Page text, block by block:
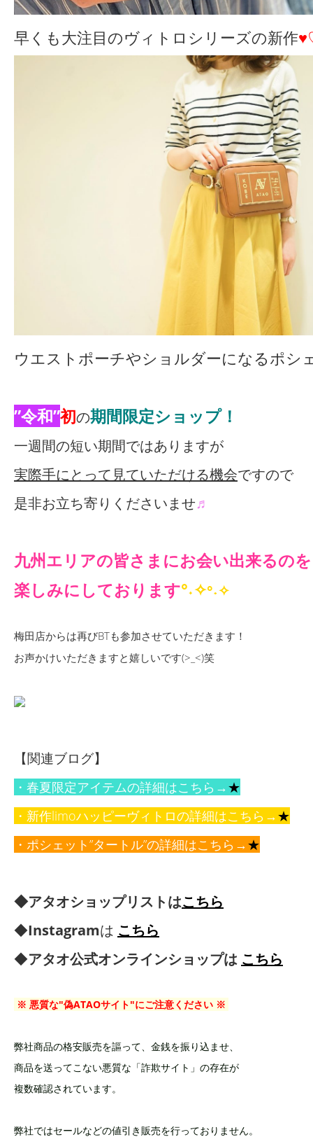
早くも大注目のヴィトロシリーズの新作
ウエストポーチやショルダーになるポシ
”令和”初の期間限定ショップ！
一週間の短い期間ではありますが
実際手にとって見ていただける機会ですので
是非お立ち寄りくださいませ♬
九州エリアの皆さまにお会い出来るのを
楽しみにしております°˖✧°˖✧
梅田店からは再びBTも参加させていただきます！
お声かけいただきますと嬉しいです(>_<)笑
【関連ブログ】
・春夏限定アイテムの詳細はこちら→★
・新作limoハッピーヴィトロの詳細はこちら→★
・ポシェット”タートル”の詳細はこちら→★
◆アタオショップリストはこちら
◆Instagramは こちら
◆アタオ公式オンラインショップは こちら
※ 悪質な"偽ATAOサイト"にご注意ください ※
弊社商品の格安販売を謳って、金銭を振り込ませ、
商品を送ってこない悪質な「詐欺サイト」の存在が
複数確認されています。
弊社ではセールなどの値引き販売を行っておりません。